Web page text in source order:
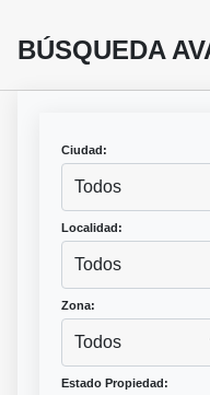
BÚSQUEDA
Ciudad:
Todos
Localidad:
Todos
Zona:
Todos
Estado Propiedad: